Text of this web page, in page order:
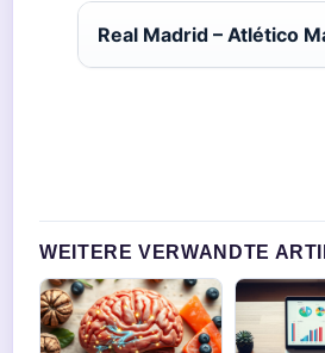
Real Madrid – Atlético
WEITERE VERWANDTE